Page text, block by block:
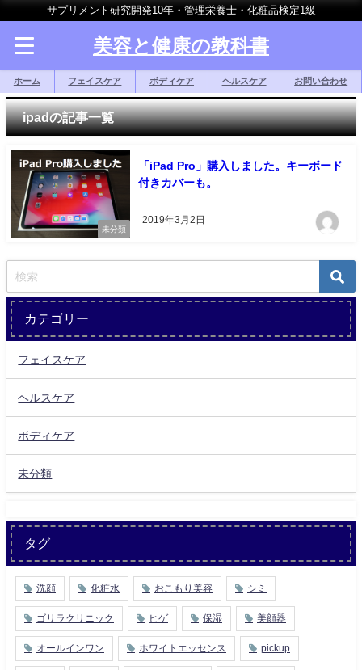
サプリメント研究開発10年・管理栄養士・化粧品検定1級
美容と健康の教科書
ホーム フェイスケア ボディケア ヘルスケア お問い合わせ
ipadの記事一覧
未分類
「iPad Pro」購入しました。キーボード
付きカバーも。
2019年3月2日
カテゴリー
フェイスケア
ヘルスケア
ボディケア
未分類
タグ
洗顔 化粧水 おこもり美容 シミ
ゴリラクリニック ヒゲ 保湿 美顔器
オールインワン ホワイトエッセンス pickup